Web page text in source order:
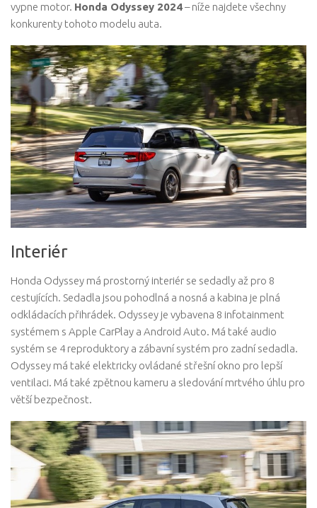
vypne motor. Honda Odyssey 2024– níže najdete všechny
konkurenty tohoto modelu auta.
Interiér
Honda Odyssey má prostorný interiér se sedadly až pro 8
cestujících. Sedadla jsou pohodlná a nosná a kabina je plná
odkládacích přihrádek. Odyssey je vybavena 8 infotainment
systémem s Apple CarPlay a Android Auto. Má také audio
systém se 4 reproduktory a zábavní systém pro zadní sedadla.
Odyssey má také elektricky ovládané střešní okno pro lepší
ventilaci. Má také zpětnou kameru a sledování mrtvého úhlu pro
větší bezpečnost.